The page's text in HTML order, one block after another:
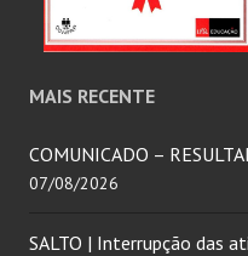
MAIS RECENTE
COMUNICADO –
07/08/2026
SALTO | Interrupção das